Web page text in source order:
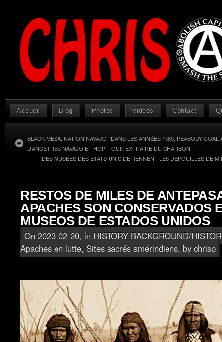
Accueil Blog Photos Vidéos Contact
BLACK MESA, NATION NAVAJO : DANS LES ANNÉES 1980, PEABODY COAL
D’ANCÊTRES NAVAJO ET HOPI POUR EXTRAIRE DU CHARBON
DES MUSÉES DES ETATS-UNIS DÉTIENNENT LES DÉPOUILLES DE
RESTOS DE MILES DE
APACHES SON CONSERVADOS
MUSEOS DE ESTADOS UNIDOS
On 2023-02-20, in HISTORY-BACKGROUND/
Apaches en lutte, Sites sacrés amérindiens, by chrisp